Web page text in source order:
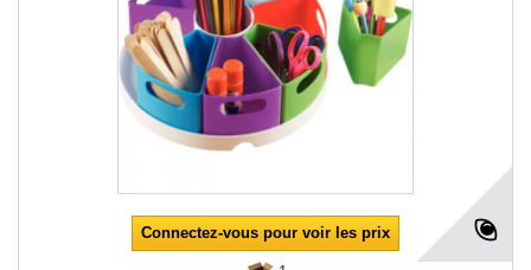
Connectez-vous pour voir les prix